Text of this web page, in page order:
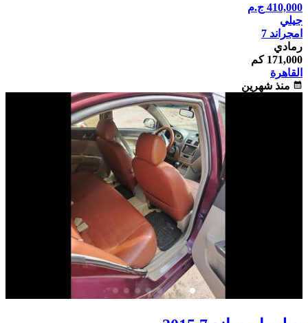
410,000 ج.م
جيلي
امجراند 7
رمادي
171,000 كم
القاهرة
calendar_month منذ شهرين